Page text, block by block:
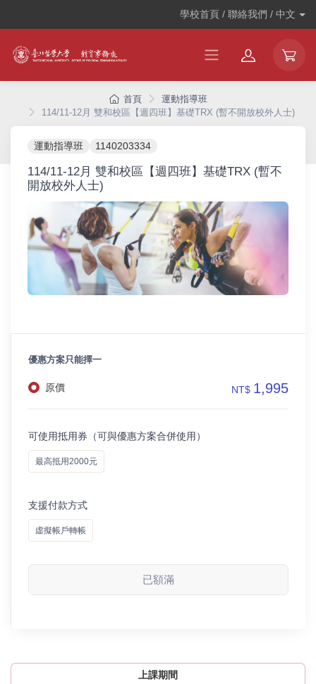
學校首頁 / 聯絡我們 /中文
首頁
運動指導班
114/11-12月 雙和校區【週四班】基礎TRX (暫不開放校外人士)
運動指導班 1140203334
114/11-12月 雙和校區【週四班】基礎TRX (暫不
開放校外人士)
優惠方案只能擇一
原價 NT$ 1,995
可使用抵用券（可與優惠方案合併使用）
最高抵用2000元
支援付款方式
虛擬帳戶轉帳
已額滿
上課期間